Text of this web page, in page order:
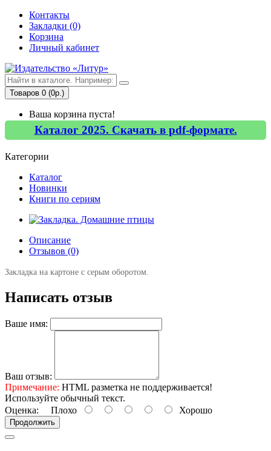
Контакты
Закладки (0)
Корзина
Личный кабинет
Товаров 0 (0р.)
Ваша корзина пуста!
Каталог 2025. Скачать в pdf-формате.
Категории
Каталог
Новинки
Книги по сериям
Описание
Отзывов (0)
Закладка на картоне с серым оборотом.
Написать отзыв
Ваше имя:
Ваш отзыв:
Примечание: HTML разметка не поддерживается!
Используйте обычный текст.
Оценка: Плохо Хорошо
Продолжить